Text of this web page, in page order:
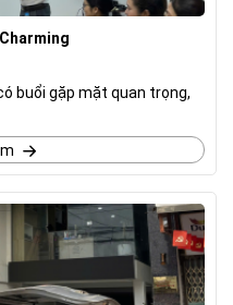
buổi gặp mặt quan trọng,